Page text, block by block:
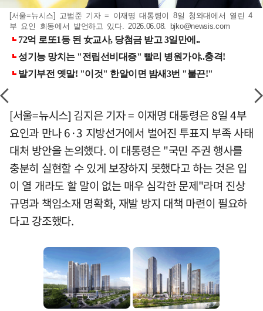
[서울=뉴시스] 고범준 기자 = 이재명 대통령이 8일 청와대에서 열린 4
부 요인 회동에서 발언하고 있다. 2026.06.08. bjko@newsis.com
[서울=뉴시스] 김지은 기자 = 이재명 대통령은 8일 4부
요인과 만나 6·3 지방선거에서 벌어진 투표지 부족 사태
대처 방안을 논의했다. 이 대통령은 "국민 주권 행사를
충분히 실현할 수 있게 보장하지 못했다고 하는 것은 입
이 열 개라도 할 말이 없는 매우 심각한 문제"라며 진상
규명과 책임소재 명확화, 재발 방지 대책 마련이 필요하
다고 강조했다.